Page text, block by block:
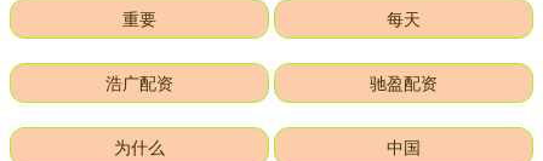
重要 每天
浩广配资 驰盈配资
为什么 中国